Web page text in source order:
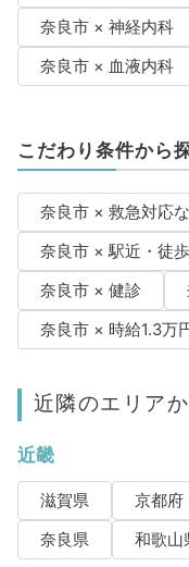
奈良市 × 神経内科
奈良市 × 血液内科
こだわり条件から
奈良市 × 救急対応
奈良市 × 駅近・徒
奈良市 × 健診
奈良市 × 時給1.3万
近隣のエリア
近畿
滋賀県 京都府
奈良県
和歌山